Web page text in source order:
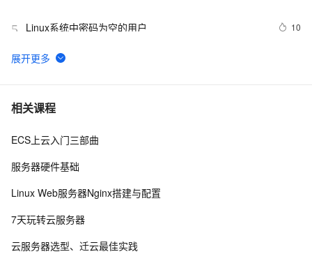
5 Linux系统中密码为空的用户 10
6 使用Mono管理Coyote Linux
7 linux DHCP
8 Hadoop2.7实战v1.0之Linux参数调优
Android平台so库
10linux kernel中的链表
相关课程
ECS上云入门三部曲
服务器硬件基础
Linux Web服务器Nginx搭建与配置
7天玩转云服务器
云服务器选型、迁云最佳实践